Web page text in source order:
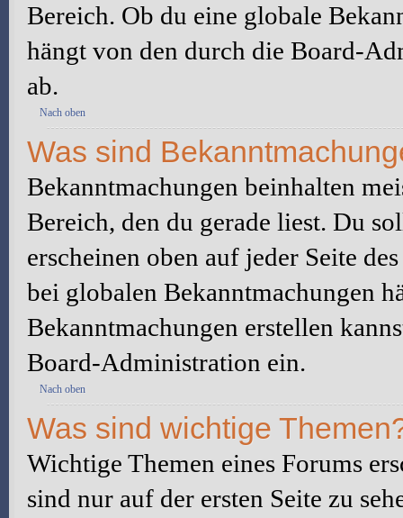
Bereich. Ob du eine globale
hängt von den durch die Board-
ab.
Nach oben
Was sind
Bekanntmachungen beinhalten
Bereich, den du gerade liest. Du
erscheinen oben auf jeder Seite
bei globalen Bekanntmachungen
Bekanntmachungen erstellen
Board-Administration ein.
Nach oben
Was sind wichtige
Wichtige Themen eines Forums
sind nur auf der ersten Seite zu